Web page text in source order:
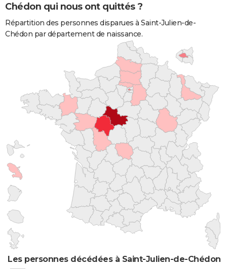
Chédon qui nous ont quittés ?
Répartition des personnes disparues à Saint-Julien-de-
Chédon par département de naissance.
Les personnes décédées à Saint-Julien-de-Chédon